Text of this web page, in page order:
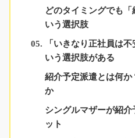
どのタイミングでも
いう選択肢
「いきなり正社員は
いう選択肢がある
紹介予定派遣とは何か
か
シングルマザーが紹介
ット